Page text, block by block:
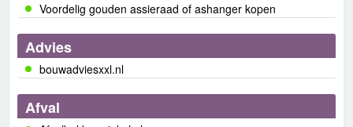
Voordelig gouden assieraad of ashanger kopen
Advies
bouwadviesxxl.nl
Afval